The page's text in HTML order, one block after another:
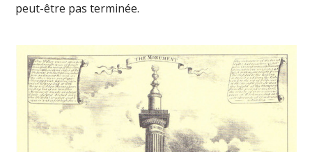
peut-être pas terminée.